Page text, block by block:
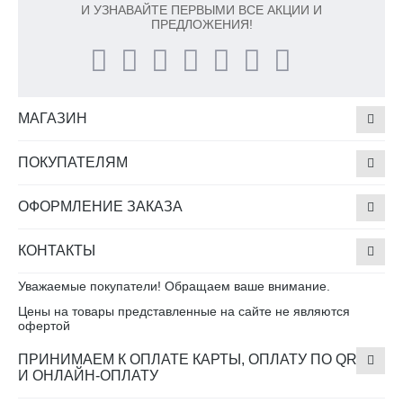
И УЗНАВАЙТЕ ПЕРВЫМИ ВСЕ АКЦИИ И
ПРЕДЛОЖЕНИЯ!
МАГАЗИН
ПОКУПАТЕЛЯМ
ОФОРМЛЕНИЕ ЗАКАЗА
КОНТАКТЫ
Уважаемые покупатели! Обращаем ваше внимание.
Цены на товары представленные на сайте не являются
офертой
ПРИНИМАЕМ К ОПЛАТЕ КАРТЫ, ОПЛАТУ ПО QR
И ОНЛАЙН-ОПЛАТУ